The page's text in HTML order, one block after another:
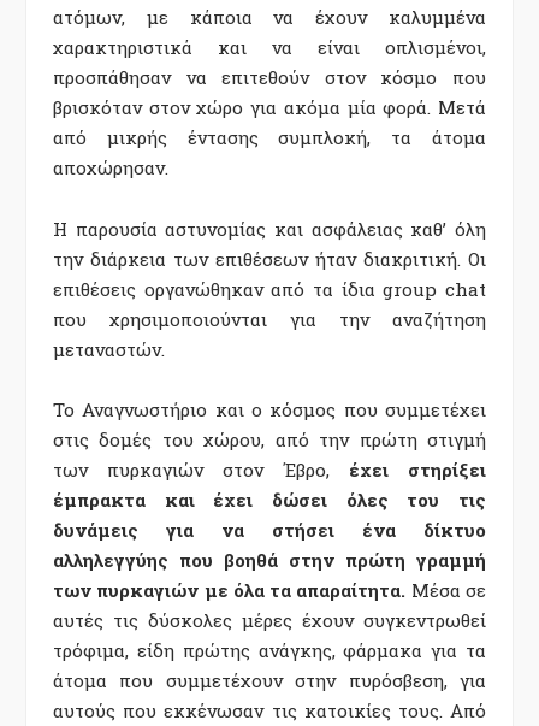
ατόμων, με κάποια να έχουν καλυμμένα
χαρακτηριστικά και να είναι οπλισμένοι,
προσπάθησαν να επιτεθούν στον κόσμο που
βρισκόταν στον χώρο για ακόμα μία φορά. Μετά
από μικρής έντασης συμπλοκή, τα άτομα
αποχώρησαν.
Η παρουσία αστυνομίας και ασφάλειας καθ’ όλη
την διάρκεια των επιθέσεων ήταν διακριτική. Οι
επιθέσεις οργανώθηκαν από τα ίδια group chat
που χρησιμοποιούνται για την αναζήτηση
μεταναστών.
Το Αναγνωστήριο και ο κόσμος που συμμετέχει
στις δομές του χώρου, από την πρώτη στιγμή
των πυρκαγιών στον Έβρο, έχει στηρίξει
έμπρακτα και έχει δώσει όλες του τις
δυνάμεις για να στήσει ένα δίκτυο
αλληλεγγύης που βοηθά στην πρώτη γραμμή
των πυρκαγιών με όλα τα απαραίτητα. Μέσα σε
αυτές τις δύσκολες μέρες έχουν συγκεντρωθεί
τρόφιμα, είδη πρώτης ανάγκης, φάρμακα για τα
άτομα που συμμετέχουν στην πυρόσβεση, για
αυτούς που εκκένωσαν τις κατοικίες τους. Από